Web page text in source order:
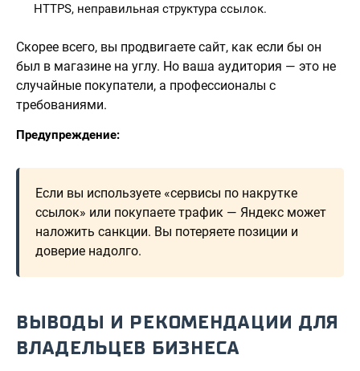
HTTPS, неправильная структура ссылок.
Скорее всего, вы продвигаете сайт, как если бы он
был в магазине на углу. Но ваша аудитория — это не
случайные покупатели, а профессионалы с
требованиями.
Предупреждение:
Если вы используете «сервисы по накрутке
ссылок» или покупаете трафик — Яндекс может
наложить санкции. Вы потеряете позиции и
доверие надолго.
ВЫВОДЫ И РЕКОМЕНДАЦИИ ДЛЯ
ВЛАДЕЛЬЦЕВ БИЗНЕСА